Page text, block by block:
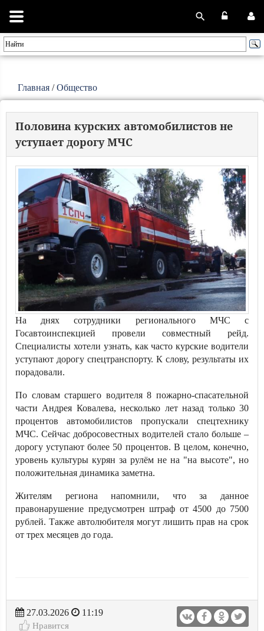
Главная /Общество
Половина курских автомобилистов не
уступает дорогу МЧС
На днях сотрудники регионального МЧС с
Госавтоинспекцией провели совместный рейд.
Специалисты хотели узнать, как часто курские водители
уступают дорогу спецтранспорту. К слову, результаты их
порадовали.
По словам старшего водителя 8 пожарно-спасательной
части Андрея Ковалева, несколько лет назад только 30
процентов автомобилистов пропускали спецтехнику
МЧС. Сейчас добросовестных водителей стало больше –
дорогу уступают более 50 процентов. В целом, конечно,
уровень культуры курян за рулём не на "на высоте", но
положительная динамика заметна.
Жителям региона напомнили, что за данное
правонарушение предусмотрен штраф от 4500 до 7500
рублей. Также автолюбителя могут лишить прав на срок
от трех месяцев до года.
27.03.2026
11:19
Нравится